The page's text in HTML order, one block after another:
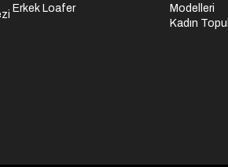
Erkek Loafer
Modelleri
Kadın